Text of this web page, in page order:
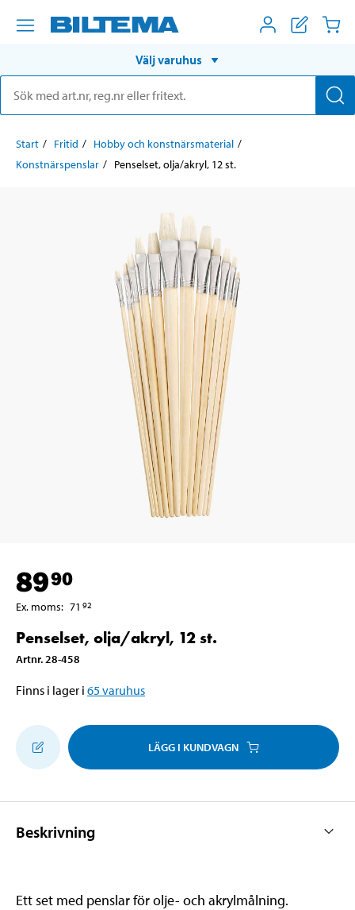
Välj varuhus
Start Fritid
Hobby och konstnärsmaterial
Konstnärspenslar
Penselset, olja/akryl, 12 st.
8990
Ex. moms: 71 92
Penselset, olja/akryl, 12 st.
Artnr. 28-458
Finns i lager i 65varuhus
LÄGG I KUNDVAGN
Beskrivning
Ett set med penslar för olje- och akrylmålning.